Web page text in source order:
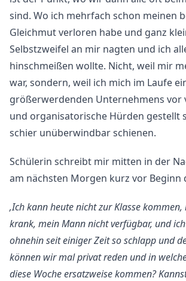
sind. Wo ich mehrfach schon meinen
Gleichmut verloren habe und ganz
Selbstzweifel an mir nagten und ich
hinschmeißen wollte. Nicht, weil mir
war, sondern, weil ich mich im Laufe
größerwerdenden Unternehmens vor
und organisatorische Hürden gestellt
schier unüberwindbar schienen.
Schülerin schreibt mir mitten in der
am nächsten Morgen kurz vor Beginn
‚Ich kann heute nicht zur Klasse
krank, mein Mann nicht verfügbar, und
ohnehin seit einiger Zeit so schlapp und
können wir mal privat reden und in
diese Woche ersatzweise kommen?